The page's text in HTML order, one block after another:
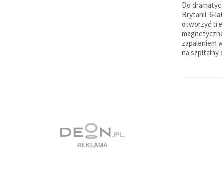
Do
Brytanii. 6-
otworzyć
zapaleniem
na szpitalny